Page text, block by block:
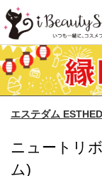
エステダム
ニュートリ
ム)